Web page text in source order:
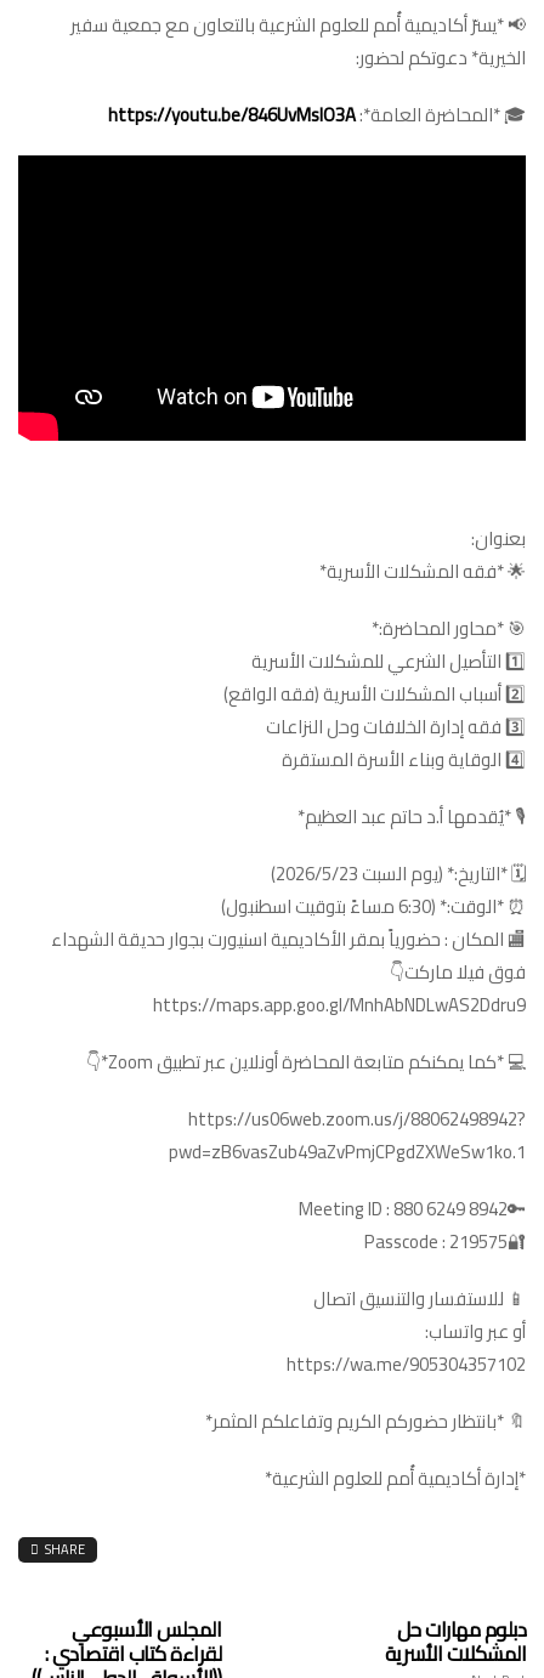
*فقه
الأسرية*
📢 *يسرّ أكاديمية أُمم للعلوم الشرعية بالتعاون مع جمعية سفير
الخيرية* دعوتكم لحضور:
🎓 *المحاضرة العامة*:https://youtu.be/846UvMsIO3A
بعنوان:
🌟 *فقه المشكلات الأسرية*
🎯 *محاور المحاضرة:*
1️⃣ التأصيل الشرعي للمشكلات الأسرية
2️⃣ أسباب المشكلات الأسرية (فقه الواقع)
3️⃣ فقه إدارة الخلافات وحل النزاعات
4️⃣ الوقاية وبناء الأسرة المستقرة
🎙️ *يُقدمها أ.د حاتم عبد العظيم*
🗓️ *التاريخ:* (يوم السبت 2026/5/23)
⏰ *الوقت:* (6:30 مساءً بتوقيت اسطنبول)
🏬 المكان : حضورياً بمقر الأكاديمية اسنيورت بجوار حديقة الشهداء
فوق فيلا ماركت👇
https://maps.app.goo.gl/MnhAbNDLwAS2Ddru9
💻 *كما يمكنكم متابعة المحاضرة أونلاين عبر تطبيق Zoom*👇
https://us06web.zoom.us/j/88062498942?
pwd=zB6vasZub49aZvPmjCPgdZXWeSw1ko.1
🔑Meeting ID : 880 6249 8942
🔐Passcode : 219575
📱 للاستفسار والتنسيق اتصال
أو عبر واتساب:
https://wa.me/905304357102
🔖 *بانتظار حضوركم الكريم وتفاعلكم المثمر*
*إدارة أكاديمية أُمم للعلوم الشرعية*
SHARE
المجلس الأسبوعي
لقراءة كتاب اقتصادي :
دبلوم مهارات حل
المشكلات الأسرية